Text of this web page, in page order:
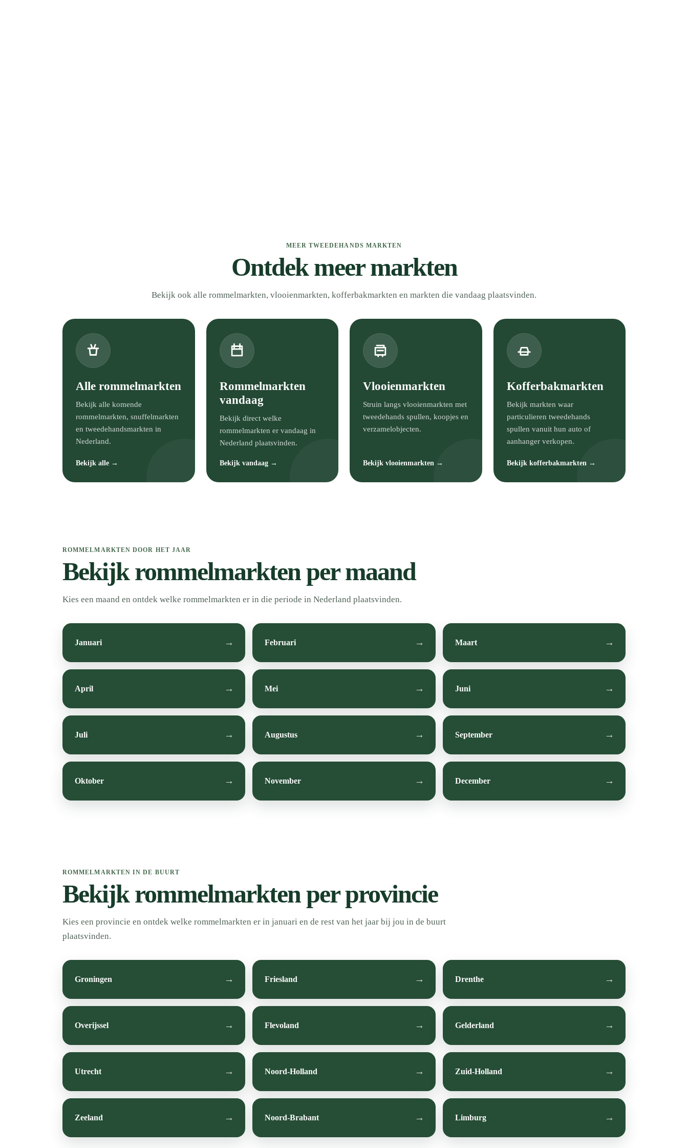
MEER TWEEDEHANDS MARKTEN
Ontdek meer markten
Bekijk ook alle rommelmarkten, vlooienmarkten, kofferbakmarkten en markten die vandaag plaatsvinden.
Alle rommelmarkten
Bekijk alle komende
rommelmarkten, snuffelmarkten
en tweedehandsmarkten in
Nederland.
Bekijk alle →
Rommelmarkten
vandaag
Bekijk direct welke
rommelmarkten er vandaag in
Nederland plaatsvinden.
Bekijk vandaag →
Vlooienmarkten
Struin langs vlooienmarkten met
tweedehands spullen, koopjes en
verzamelobjecten.
Bekijk vlooienmarkten →
Kofferbakmarkten
Bekijk markten waar
particulieren tweedehands
spullen vanuit hun auto of
aanhanger verkopen.
Bekijk kofferbakmarkten →
ROMMELMARKTEN DOOR HET JAAR
Bekijk rommelmarkten per maand
Kies een maand en ontdek welke rommelmarkten er in die periode in Nederland plaatsvinden.
Januari Februari Maart
April Mei Juni
Juli Augustus September
Oktober November December
ROMMELMARKTEN IN DE BUURT
Bekijk rommelmarkten per provincie
Kies een provincie en ontdek welke rommelmarkten er in januari en de rest van het jaar bij jou in de buurt
plaatsvinden.
Groningen Friesland Drenthe
Overijssel Flevoland Gelderland
Utrecht Noord-Holland Zuid-Holland
Zeeland Noord-Brabant Limburg